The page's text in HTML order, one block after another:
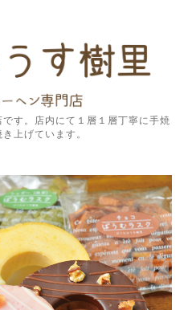
す。店内にて１層１層丁寧に手焼
上げています。